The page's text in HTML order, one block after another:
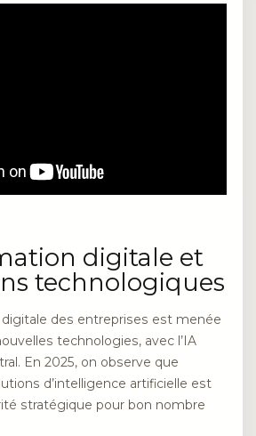
digitale et
technologiques
des entreprises est menée
technologies, avec l’IA
En 2025, on observe que
d’intelligence artificielle est
stratégique pour bon nombre